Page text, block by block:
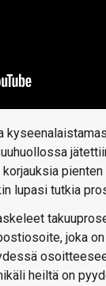
lupasi tutkia
joka
heiltä on